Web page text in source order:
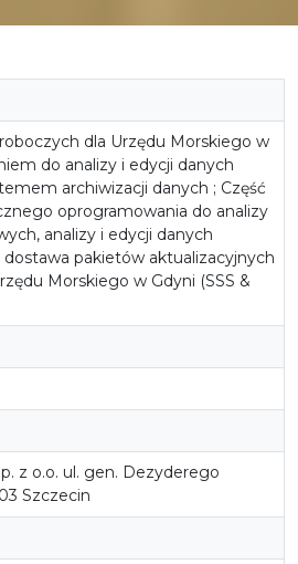
dla Urzędu Morskiego w
do analizy i edycji danych
archiwizacji danych ; Część
oprogramowania do analizy
analizy i edycji danych
pakietów aktualizacyjnych
Morskiego w Gdyni (SSS &
z o.o. ul. gen. Dezyderego
Szczecin